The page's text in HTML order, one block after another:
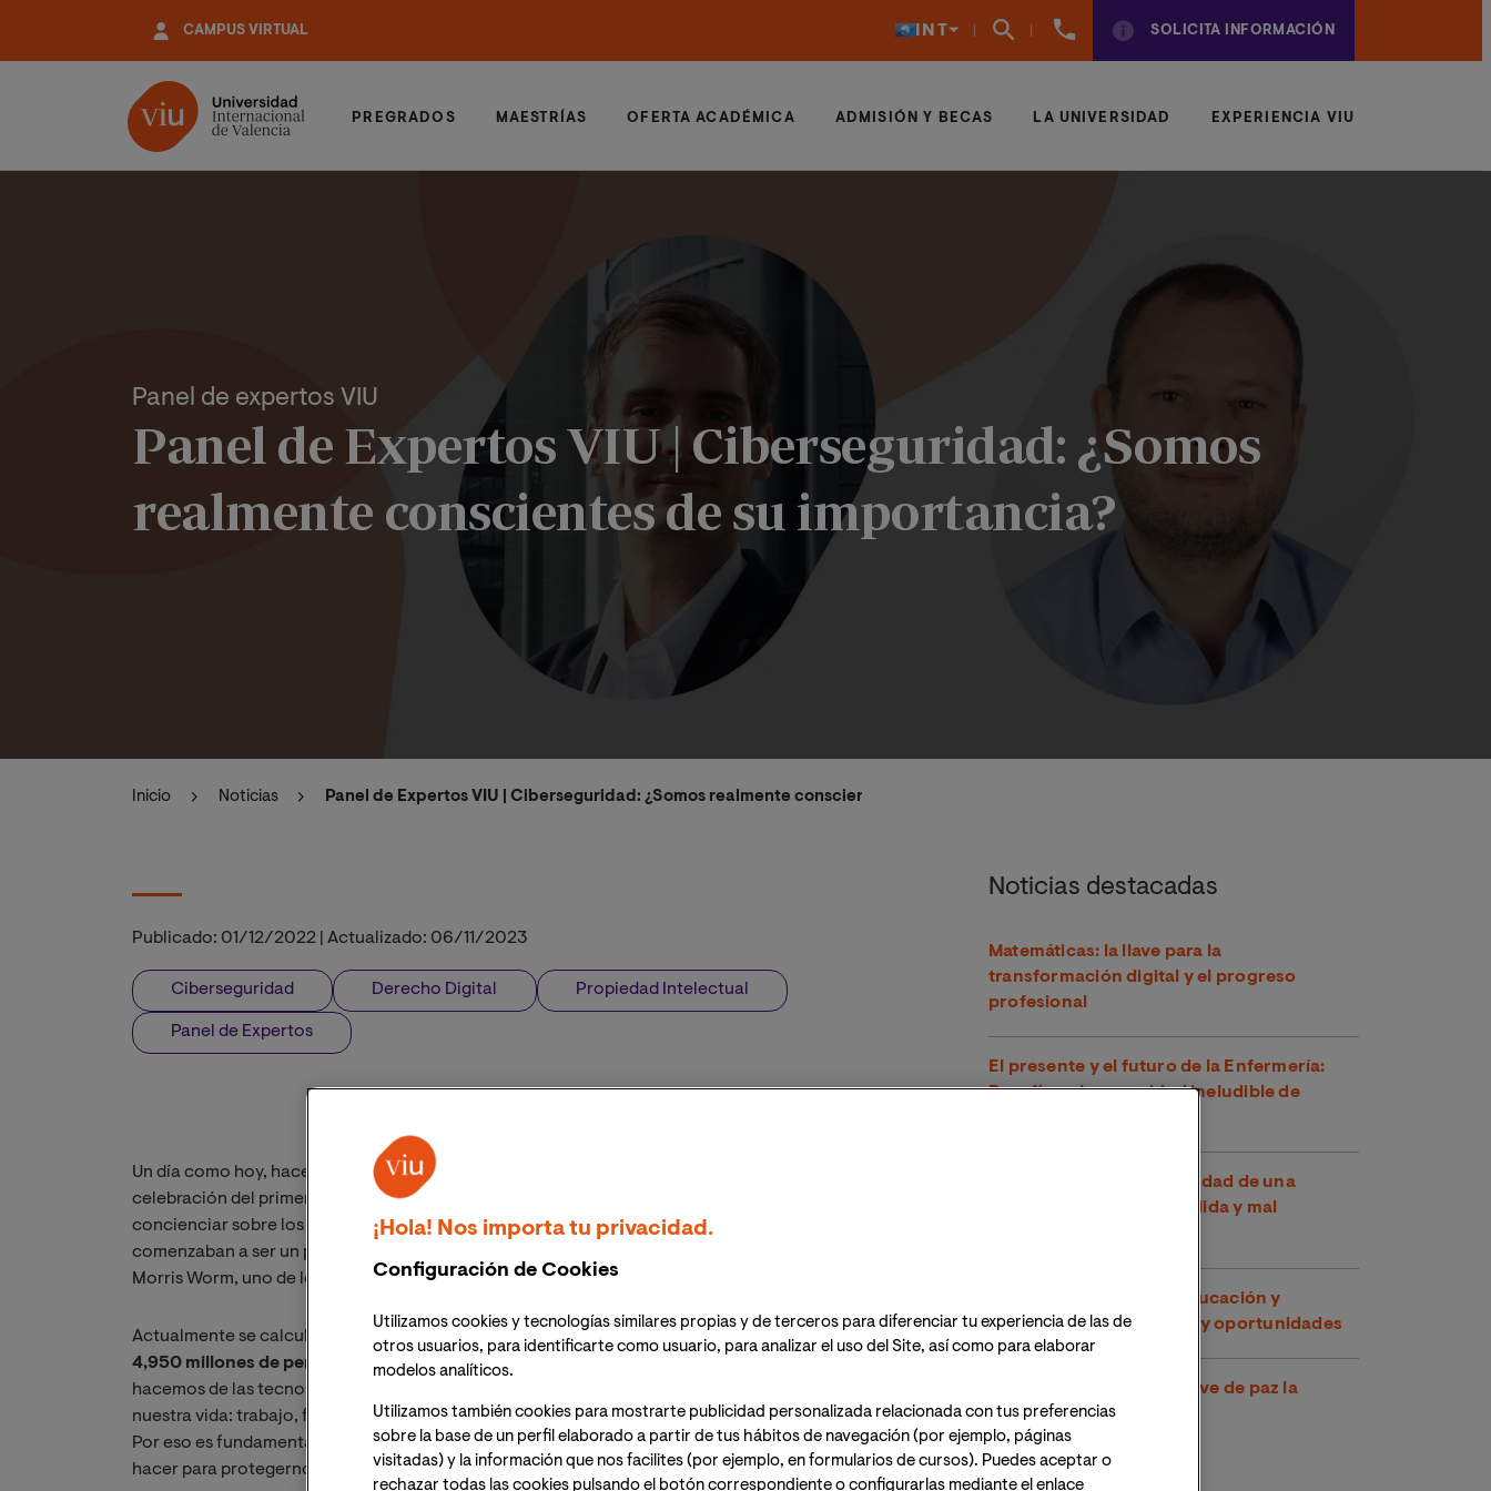
contenido
CAMPUS VIRTUAL INT
961
SOLICITA INFORMACIÓN
PREGRADOS MAESTRÍAS OFERTA ACADÉMICA ADMISIÓN Y BECAS LA UNIVERSIDAD EXPERIENCIA VIU
Panel de expertos VIU
Panel de Expertos VIU | Ciberseguridad: ¿Somos
realmente conscientes de su importancia?
Inicio Noticias Panel de Expertos VIU | Ciberseguridad: ¿Somos realmente conscientes de su importancia?
Publicado: 01/12/2022 Actualizado: 06/11/2023
Ciberseguridad Derecho Digital Propiedad Intelectual
Panel de Expertos
Un día como hoy, hace 34 años, laAssociation for Computing Machinery (
celebración del primer
Computer Security Day
concienciar sobre los peligros del cibercrimen y los virus informáticos, que por aquel entonces ya
comenzaban a ser un problema incluso a nivel doméstico, con el lanzamiento ese mismo año de The
Morris Worm, uno de los primeros gusanos de internet.
Actualmente se calcula que el número de usuarios de internet
a nivel global alcanza la cifra de
4,950 millones de personas
, lo que representa al
hacemos de las tecnologías en línea es cada vez más intenso y vital para todos los aspectos de
nuestra vida: trabajo, finanzas, ocio, información personal, vida amorosa y social, todo está en la red.
Por eso es fundamental conocer bien las amenazas a los que nos vemos expuestos y qué podemos
hacer para protegernos frente a ellas.
Noticias destacadas
Matemáticas: la llave para la
transformación digital y el progreso
profesional
El presente y el futuro de la Enfermería:
Desafíos y la necesidad ineludible de
Trastorno bipolar, la realidad de una
enfermedad incomprendida y mal
Inteligencia Artificial, Educación y
Comunicación: Desafíos y oportunidades
¿Es posible pensar en clave de paz la
Guerra en Ucrania?
¡Hola! Nos importa tu privacidad.
Configuración de Cookies
Utilizamos cookies y tecnologías similares propias y de terceros para diferenciar tu experiencia de las de
otros usuarios, para identificarte como usuario, para analizar el uso del Site, así como para elaborar
modelos analíticos.
Utilizamos también cookies para mostrarte publicidad personalizada relacionada con tus preferencias
sobre la base de un perfil elaborado a partir de tus hábitos de navegación (por ejemplo, páginas
visitadas) y la información que nos facilites (por ejemplo, en formularios de cursos). Puedes aceptar o
rechazar todas las cookies pulsando el botón correspondiente o configurarlas mediante el enlace